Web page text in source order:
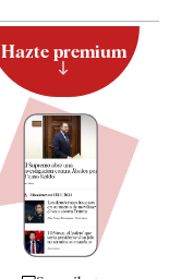
Hazte premium